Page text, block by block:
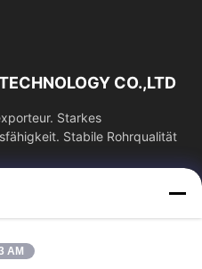
CO.,LTD
Starkes
Stabile Rohrqualität
AM